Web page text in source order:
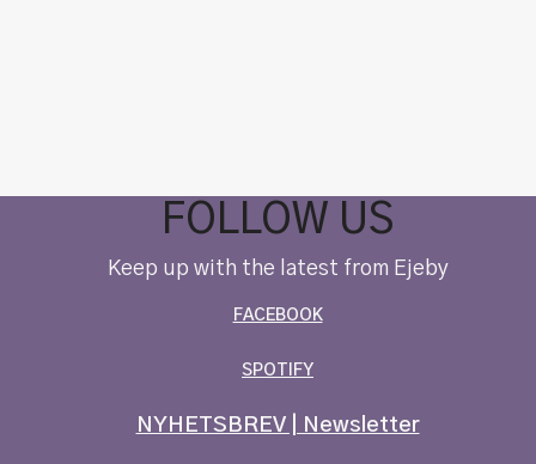
FOLLOW US
Keep up with the latest from Ejeby
FACEBOOK
SPOTIFY
NYHETSBREV | Newsletter